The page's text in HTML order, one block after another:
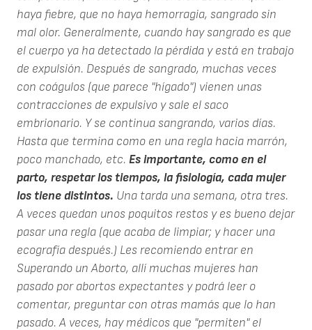
haya fiebre, que no haya hemorragia, sangrado sin
mal olor. Generalmente, cuando hay sangrado es que
el cuerpo ya ha detectado la pérdida y está en trabajo
de expulsión. Después de sangrado, muchas veces
con coágulos (que parece "hígado") vienen unas
contracciones de expulsivo y sale el saco
embrionario. Y se continua sangrando, varios días.
Hasta que termina como en una regla hacia marrón,
poco manchado, etc. Es importante, como en el
parto, respetar los tiempos, la fisiología, cada mujer
los tiene distintos. Una tarda una semana, otra tres.
A veces quedan unos poquitos restos y es bueno dejar
pasar una regla (que acaba de limpiar; y hacer una
ecografía después.) Les recomiendo entrar en
Superando un Aborto, allí muchas mujeres han
pasado por abortos expectantes y podrá leer o
comentar, preguntar con otras mamás que lo han
pasado. A veces, hay médicos que "permiten" el